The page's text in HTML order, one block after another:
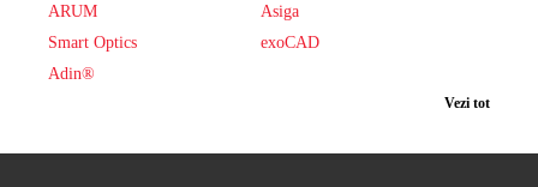
ARUM
Asiga
Smart Optics
exoCAD
Adin®
Vezi tot